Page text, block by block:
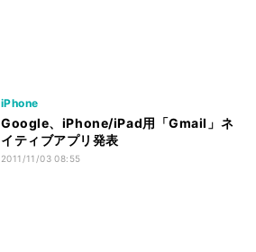
iPhone
Google、iPhone/iPad用「Gmail」ネ
イティブアプリ発表
2011/11/03 08:55